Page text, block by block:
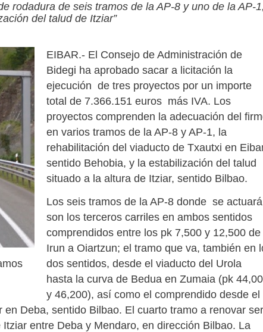
rodadura de seis tramos de la AP-8 y uno de la AP-1,
del talud de Itziar”
EIBAR.- El Consejo de Administración de
Bidegi ha aprobado sacar a licitación la
ejecución de tres proyectos por un importe
total de 7.366.151 euros más IVA. Los
proyectos comprenden la adecuación del
en varios tramos de la AP-8 y AP-1, la
rehabilitación del viaducto de Txautxi en
sentido Behobia, y la estabilización del talud
situado a la altura de Itziar, sentido Bilbao.
Los seis tramos de la AP-8 donde se actuará
son los terceros carriles en ambos sentidos
comprendidos entre los pk 7,500 y 12,500 de
Irun a Oiartzun; el tramo que va, también en
dos sentidos, desde el viaducto del Urola
hasta la curva de Bedua en Zumaia (pk
y 46,200), así como el comprendido desde el
Deba, sentido Bilbao. El cuarto tramo a renovar
entre Deba y Mendaro, en dirección Bilbao. La